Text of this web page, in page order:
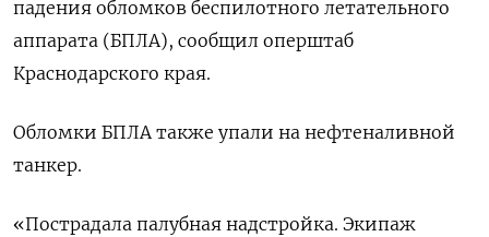
падения обломков беспилотного летательного
аппарата (БПЛА), сообщил оперштаб
Краснодарского края.
Обломки БПЛА также упали на нефтеналивной
танкер.
«Пострадала палубная надстройка. Экипаж